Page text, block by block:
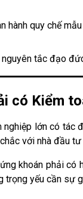
hành quy chế
nguyên tắc đạo
có Kiểm
lớn có
với nhà đầu tư
khoán phải có
yếu cần sự